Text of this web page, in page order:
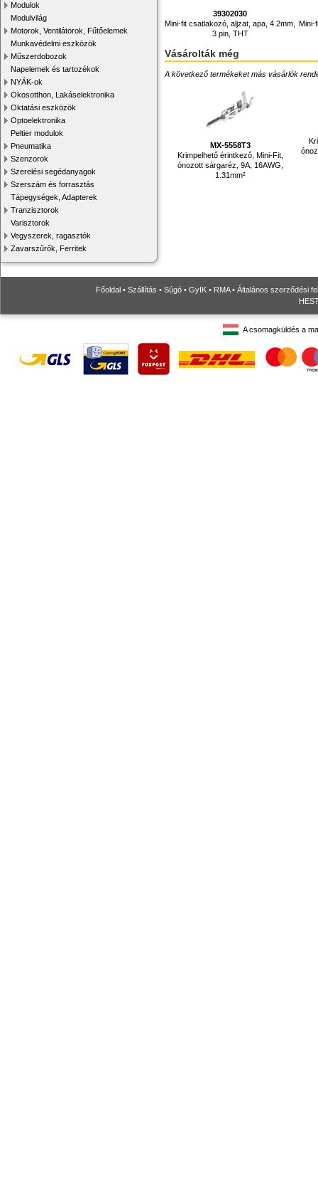
Modulok
Modulvilág
Motorok, Ventilátorok, Fűtőelemek
Munkavédelmi eszközök
Műszerdobozok
Napelemek és tartozékok
NYÁK-ok
Okosotthon, Lakáselektronika
Oktatási eszközök
Optoelektronika
Peltier modulok
Pneumatika
Szenzorok
Szerelési segédanyagok
Szerszám és forrasztás
Tápegységek, Adapterek
Tranzisztorok
Varisztorok
Vegyszerek, ragasztók
Zavarszűrők, Ferritek
39302030
Mini-fit csatlakozó, aljzat, apa, 4.2mm,
3 pin, THT
Mini-
Vásárolták még
A következő termékeket más vásárlók
MX-5558T3
Krimpelhető érintkező, Mini-Fit,
ónozott sárgaréz, 9A, 16AWG,
1.31mm²
Főoldal • Szállítás • Súgó • GyIK • RMA• Általános szerződési
A csomagküldés a